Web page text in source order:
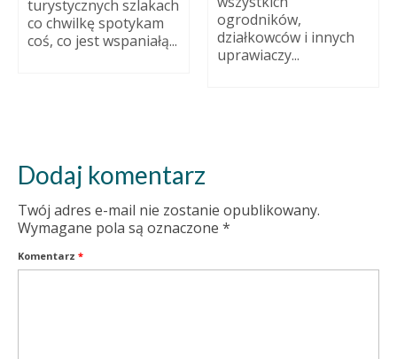
turystycznych szlakach
co chwilkę spotykam
coś, co jest wspaniałą...
ogrodników,
działkowców i innych
uprawiaczy...
Dodaj komentarz
Twój adres e-mail nie zostanie opublikowany.
Wymagane pola są oznaczone *
Komentarz *